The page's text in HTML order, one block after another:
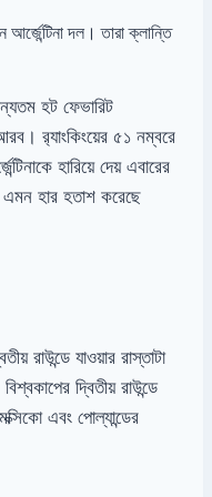
আর্জেন্টিনা দল। তারা ক্লান্তি
হট ফেভারিট
র‍্যাংকিংয়ের ৫১ নম্বরে
হারিয়ে দেয় এবারের
এমন হার হতাশ করেছে
রাউন্ডে যাওয়ার রাস্তাটা
দ্বিতীয় রাউন্ডে
এবং পোল্যান্ডের